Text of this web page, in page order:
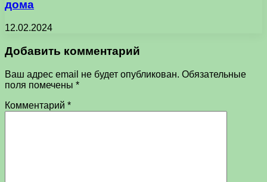
дома
12.02.2024
Добавить комментарий
Ваш адрес email не будет опубликован. Обязательные
поля помечены *
Комментарий *